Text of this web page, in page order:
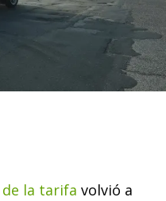
la tarifa volvió a